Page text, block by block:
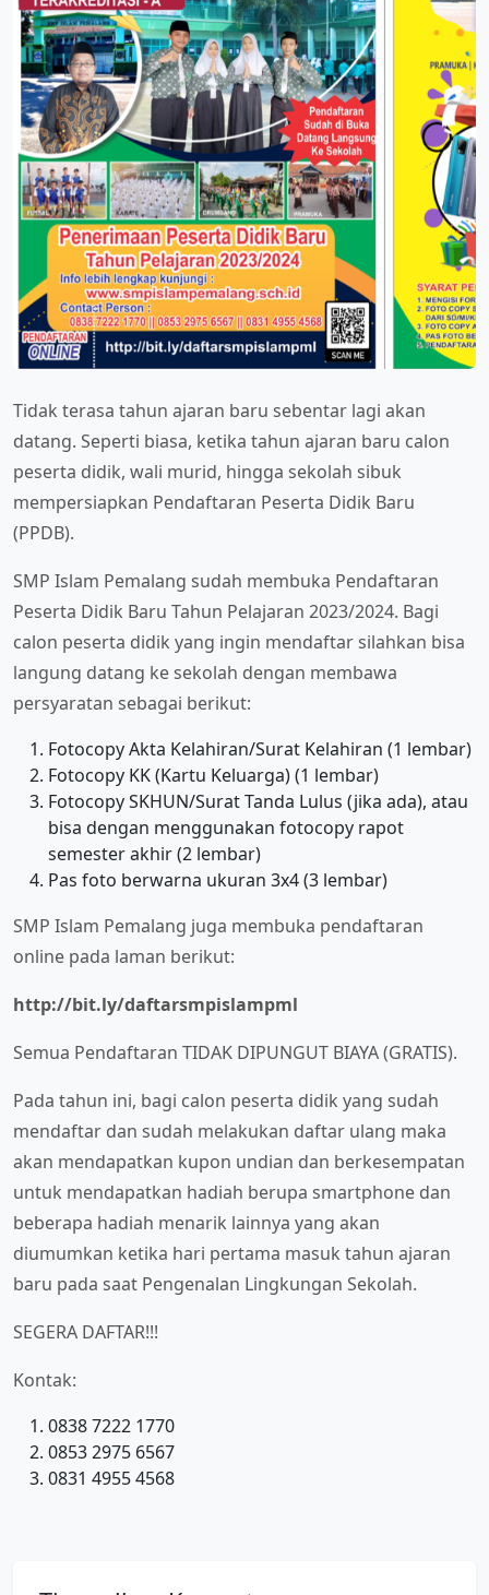
Tidak terasa tahun ajaran baru sebentar lagi akan
datang. Seperti biasa, ketika tahun ajaran baru calon
peserta didik, wali murid, hingga sekolah sibuk
mempersiapkan Pendaftaran Peserta Didik Baru
(PPDB).
SMP Islam Pemalang sudah membuka Pendaftaran
Peserta Didik Baru Tahun Pelajaran 2023/2024. Bagi
calon peserta didik yang ingin mendaftar silahkan bisa
langung datang ke sekolah dengan membawa
persyaratan sebagai berikut:
Fotocopy Akta Kelahiran/Surat Kelahiran (1 lembar)
Fotocopy KK (Kartu Keluarga) (1 lembar)
Fotocopy SKHUN/Surat Tanda Lulus (jika ada), atau
bisa dengan menggunakan fotocopy rapot
semester akhir (2 lembar)
Pas foto berwarna ukuran 3x4 (3 lembar)
SMP Islam Pemalang juga membuka pendaftaran
online pada laman berikut:
http://bit.ly/daftarsmpislampml
Semua Pendaftaran TIDAK DIPUNGUT BIAYA (GRATIS).
Pada tahun ini, bagi calon peserta didik yang sudah
mendaftar dan sudah melakukan daftar ulang maka
akan mendapatkan kupon undian dan berkesempatan
untuk mendapatkan hadiah berupa smartphone dan
beberapa hadiah menarik lainnya yang akan
diumumkan ketika hari pertama masuk tahun ajaran
baru pada saat Pengenalan Lingkungan Sekolah.
SEGERA DAFTAR!!!
Kontak:
0838 7222 1770
0853 2975 6567
0831 4955 4568